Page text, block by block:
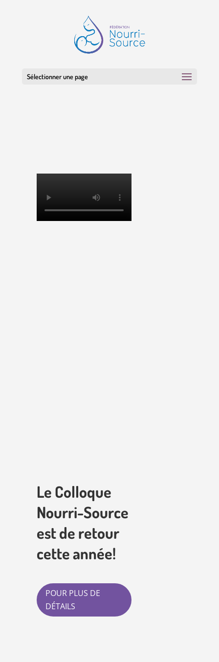
Sélectionner une page
Le Colloque
Nourri-Source
est de retour
cette année!
POUR PLUS DE
DÉTAILS